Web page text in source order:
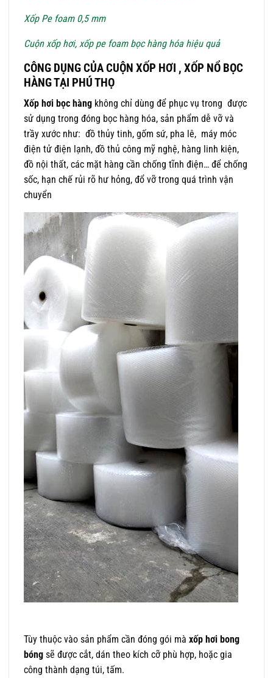
Xốp Pe foam 0,5 mm
Cuộn xốp hơi, xốp pe foam bọc hàng hóa hiệu quả
CÔNG DỤNG CỦA CUỘN XỐP HƠI , XỐP NỔ BỌC
HÀNG TẠI PHÚ THỌ
Xốp hơi bọc hàng không chỉ dùng để phục vụ trong được
sử dụng trong đóng bọc hàng hóa, sản phẩm dễ vỡ và
trầy xước như: đồ thủy tinh, gốm sứ, pha lê, máy móc
điện tử điện lạnh, đồ thủ công mỹ nghệ, hàng linh kiện,
đồ nội thất, các mặt hàng cần chống tĩnh điện… để chống
sốc, hạn chế rủi rõ hư hỏng, đổ vỡ trong quá trình vận
chuyển
Tùy thuộc vào sản phẩm cần đóng gói mà xốp hơi bong
bóng sẽ được cắt, dán theo kích cỡ phù hợp, hoặc gia
công thành dạng túi, tấm.